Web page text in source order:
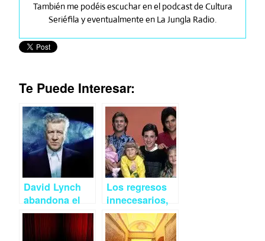
También me podéis escuchar en el podcast de Cultura
Seriéfila y eventualmente en La Jungla Radio.
Te Puede Interesar:
David Lynch
abandona el
reboot de Twin
Los regresos
innecesarios,
no gracias